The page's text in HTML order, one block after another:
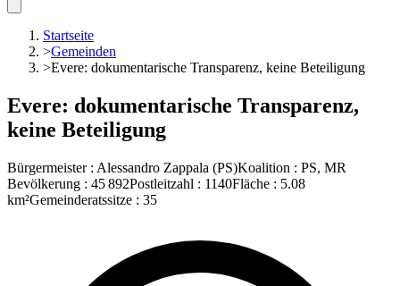
Startseite
>Gemeinden
>Evere: dokumentarische Transparenz, keine Beteiligung
Evere: dokumentarische Transparenz,
keine Beteiligung
Bürgermeister: Alessandro Zappala (PS)Koalition : PS, MR
Bevölkerung : 45 892Postleitzahl : 1140Fläche : 5.08
km²Gemeinderatssitze : 35